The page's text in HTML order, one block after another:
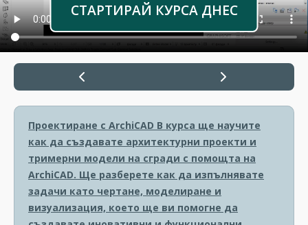
СТАРТИРАЙ КУРСА ДНЕС
Проектиране с ArchiCAD В курса ще научите
как да създавате архитектурни проекти и
тримерни модели на сгради с помощта на
ArchiCAD. Ще разберете как да изпълнявате
задачи като чертане, моделиране и
визуализация, което ще ви помогне да